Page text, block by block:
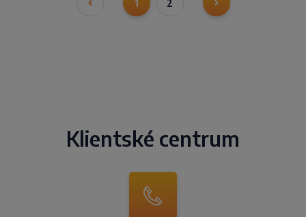
1 2
Klientské centrum